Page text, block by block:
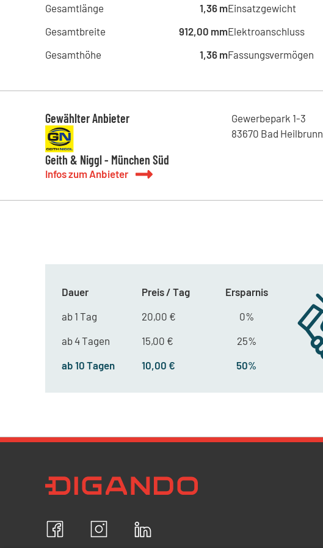
Gesamtlänge
1,36 m
Gesamtbreite
912,00 mm
Gesamthöhe
1,36 m
Einsatzgewicht
Elektroanschluss
Fassungsvermögen
Gewählter Anbieter
Geith & Niggl - München Süd
Infos zum Anbieter
Gewerbepark 1-3
83670 Bad Heilbrunn
Dauer Preis / Tag
Ersparnis
ab 1 Tag
20,00 €
0%
ab 4 Tagen
15,00 €
25%
ab 10 Tagen
10,00 € 50%
Facebook Instagram
Ich bestätige, dass ich dieDatenschutzrichtlinien